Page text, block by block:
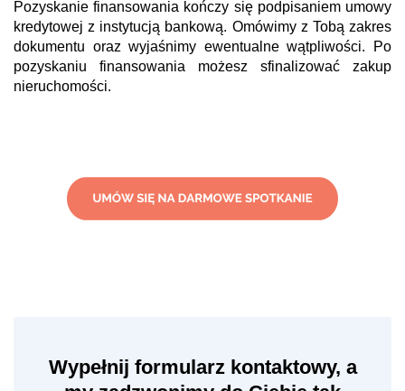
Pozyskanie finansowania kończy się podpisaniem umowy
kredytowej z instytucją bankową. Omówimy z Tobą zakres
dokumentu oraz wyjaśnimy ewentualne wątpliwości. Po
pozyskaniu finansowania możesz sfinalizować zakup
nieruchomości.
Wypełnij formularz kontaktowy, a